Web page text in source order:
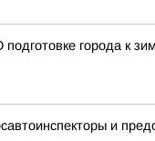
города к
и